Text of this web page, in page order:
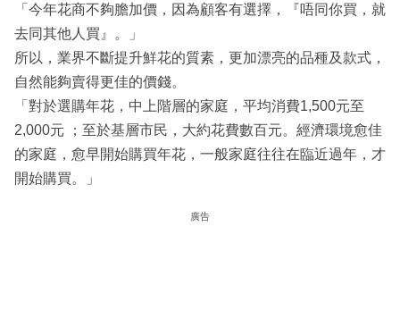
「今年花商不夠膽加價，因為顧客有選擇，『唔同你買，就
去同其他人買』。」
所以，業界不斷提升鮮花的質素，更加漂亮的品種及款式，
自然能夠賣得更佳的價錢。
「對於選購年花，中上階層的家庭，平均消費1,500元至
2,000元 ；至於基層市民，大約花費數百元。經濟環境愈佳
的家庭，愈早開始購買年花，一般家庭往往在臨近過年，才
開始購買。」
廣告